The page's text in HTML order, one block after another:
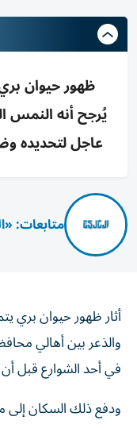
ظهور حيوان
يُرجح أنه النمس
عاجل لتحديده
متابعات:
أثار ظهور حيوان بري
والذعر بين أهالي
في أحد الشوارع قبل
العاجل لتحديد نوعه،